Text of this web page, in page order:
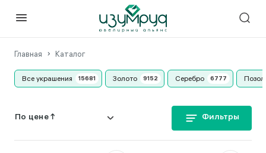
Главная Каталог
Все украшения Золото Серебро
Фильтры